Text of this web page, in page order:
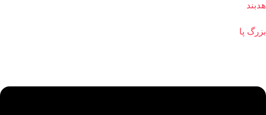
هدبند
بزرگ پا